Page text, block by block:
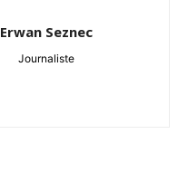
Erwan Seznec
Journaliste